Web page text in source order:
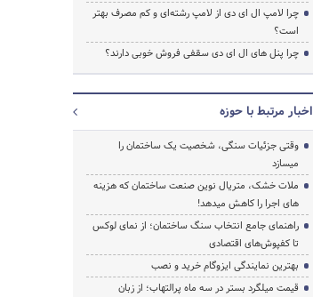
چرا لامپ ال ای دی از لامپ رشته‌ای و کم مصرف بهتر
است؟
چرا پنل های ال ای دی سقفی فروش خوبی دارند؟
اخبار مرتبط با حوزه
وقتی جزئیات سنگی، شخصیت یک ساختمان را
میسازد
ملات خشک، متریال نوین صنعت ساختمان که هزینه‌
های اجرا را کاهش میدهد!
راهنمای جامع انتخاب سنگ ساختمان؛ از نمای لوکس
تا کفپوش‌های اقتصادی
بهترین نمایندگی ایزوگام خرید و نصب
قیمت میلگرد بستر در سه ماه پرالتهاب؛ از زبان